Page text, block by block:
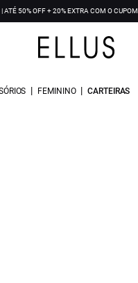
| ATÉ 50% OFF + 20% EXTRA COM O CUPOM
| FEMININO | CARTEIRAS